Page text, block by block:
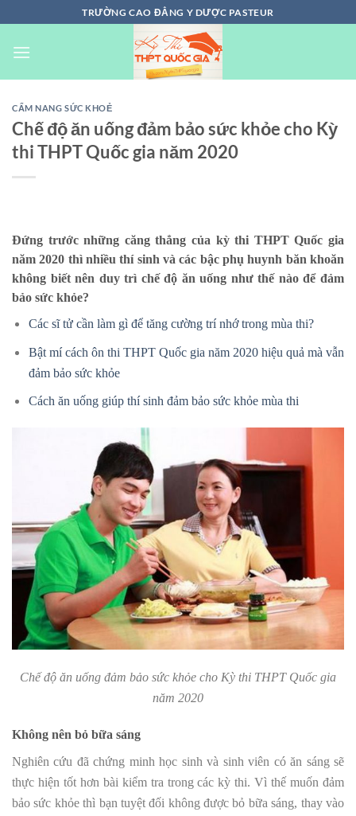
đến
nội
TRƯỜNG CAO ĐẲNG Y DƯỢC PASTEUR
CẨM NANG SỨC KHOẺ
Chế độ ăn uống đảm bảo sức khỏe cho Kỳ
thi THPT Quốc gia năm 2020
Đứng trước những căng thẳng của kỳ thi THPT Quốc gia
năm 2020 thì nhiều thí sinh và các bậc phụ huynh băn khoăn
không biết nên duy trì chế độ ăn uống như thế nào để đảm
bảo sức khỏe?
Các sĩ tử cần làm gì để tăng cường trí nhớ trong mùa thi?
Bật mí cách ôn thi THPT Quốc gia năm 2020 hiệu quả mà vẫn
đảm bảo sức khỏe
Cách ăn uống giúp thí sinh đảm bảo sức khỏe mùa thi
Chế độ ăn uống đảm bảo sức khỏe cho Kỳ thi THPT Quốc gia
năm 2020
Không nên bỏ bữa sáng
Nghiên cứu đã chứng minh học sinh và sinh viên có ăn sáng sẽ
thực hiện tốt hơn bài kiểm tra trong các kỳ thi. Vì thế muốn đảm
bảo sức khỏe thì bạn tuyệt đối không được bỏ bữa sáng, thay vào